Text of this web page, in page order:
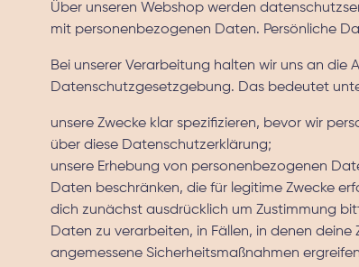
Über unseren Webshop werden
mit personenbezogenen Daten. Persönliche
Bei unserer Verarbeitung halten wir uns an die
Datenschutzgesetzgebung. Das bedeutet
unsere Zwecke klar spezifizieren, bevor wir
über diese Datenschutzerklärung;
unsere Erhebung von personenbezogenen
Daten beschränken, die für legitime Zwecke
dich zunächst ausdrücklich um Zustimmung
Daten zu verarbeiten, in Fällen, in denen deine
angemessene Sicherheitsmaßnahmen